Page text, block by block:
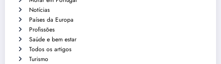
Notícias
Países da Europa
Profissões
Saúde e bem estar
Todos os artigos
Turismo